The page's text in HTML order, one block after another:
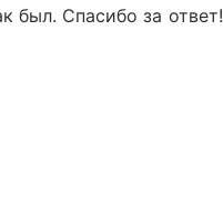
был. Спасибо за ответ!